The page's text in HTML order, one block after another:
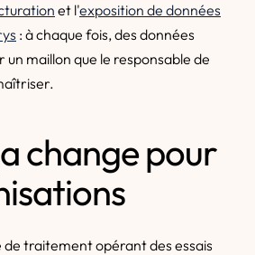
et l'exposition de données
: à chaque fois, des données
maillon que le responsable de
change pour
de traitement opérant des essais